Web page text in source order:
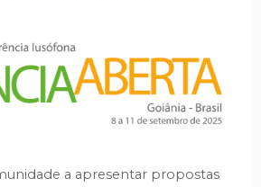
a apresentar propostas